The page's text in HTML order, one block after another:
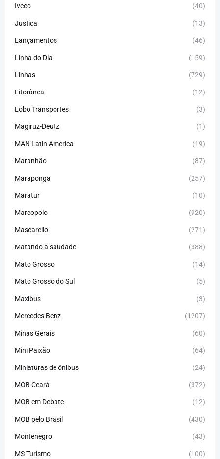
Iveco (40)
Justiça (13)
Lançamentos (46)
Linha do Dia (159)
Linhas (729)
Litorânea (12)
Lobo Transportes (3)
Magiruz-Deutz (1)
MAN Latin America (19)
Maranhão (87)
Maraponga (257)
Maratur (10)
Marcopolo (920)
Mascarello (271)
Matando a saudade (388)
Mato Grosso (14)
Mato Grosso do Sul (5)
Maxibus (3)
Mercedes Benz (1207)
Minas Gerais (60)
Mini Paixão (64)
Miniaturas de ônibus (24)
MOB Ceará (372)
MOB em Debate (12)
MOB pelo Brasil (430)
Montenegro (43)
MS Turismo (100)